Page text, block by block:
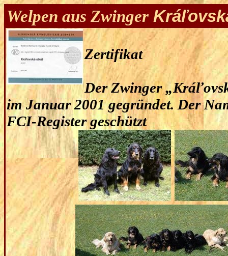
Welpen aus Zwinger
Zertifikat
Der Zwinger
im Januar 2001 gegründet. Der
FCI-Register geschützt